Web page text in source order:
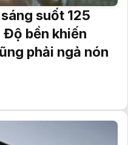
suốt 125
bền khiến
phải ngả nón